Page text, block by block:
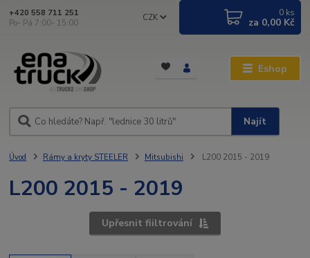
Eshop
CZK
Najít
+420 558 711 251
Po- Pá 7:00- 15:00
0 ks
za 0,00 Kč
Úvod Rámy a kryty STEELER Mitsubishi L200 2015 - 2019
L200 2015 - 2019
Upřesnit fiiltrování